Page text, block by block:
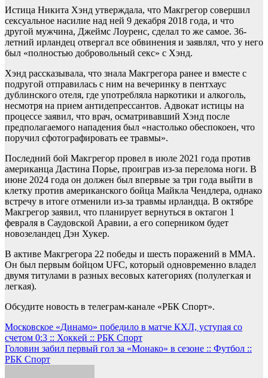
Истица Никита Хэнд утверждала, что Макгрегор совершил
сексуальное насилие над ней 9 декабря 2018 года, и что
другой мужчина, Джеймс Лоуренс, сделал то же самое. 36-
летний ирландец отвергал все обвинения и заявлял, что у него
был «полностью добровольный секс» с Хэнд.
Хэнд рассказывала, что знала Макгрегора ранее и вместе с
подругой отправилась с ним на вечеринку в пентхаус
дублинского отеля, где употребляла наркотики и алкоголь,
несмотря на прием антидепрессантов. Адвокат истицы на
процессе заявил, что врач, осматривавший Хэнд после
предполагаемого нападения был «настолько обеспокоен, что
поручил сфотографировать ее травмы».
Последний бой Макгрегор провел в июле 2021 года против
американца Дастина Порье, проиграв из-за перелома ноги. В
июне 2024 года он должен был впервые за три года выйти в
клетку против американского бойца Майкла Чендлера, однако
встречу в итоге отменили из-за травмы ирландца. В октябре
Макгрегор заявил, что планирует вернуться в октагон 1
февраля в Саудовской Аравии, а его соперником будет
новозеландец Дэн Хукер.
В активе Макгрегора 22 победы и шесть поражений в ММА.
Он был первым бойцом UFC, который одновременно владел
двумя титулами в разных весовых категориях (полулегкая и
легкая).
Обсудите новость в телеграм-канале «РБК Спорт».
Навигация
по
записям
Московское «Динамо» победило в матче КХЛ, уступая со
счетом 0:3 :: Хоккей :: РБК Спорт
Головин забил первый гол за «Монако» в сезоне :: Футбол ::
РБК Спорт